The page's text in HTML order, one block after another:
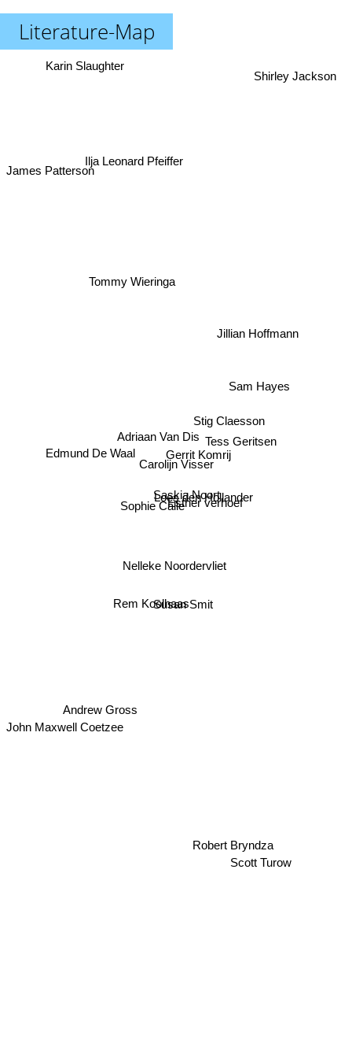
Literature-Map
Carolijn Visser
Saskia Noort
Adriaan Van Dis
Loes den Hollander
Esther verhoef
Sophie Calle
Nelleke Noordervliet
Gerrit Komrij
Susan Smit
Stig Claesson
Tommy Wieringa
Edmund De Waal
Rem Koolhaas
Tess Geritsen
Jillian Hoffmann
Sam Hayes
Ilja Leonard Pfeiffer
Andrew Gross
John Maxwell Coetzee
Robert Bryndza
Scott Turow
Shirley Jackson
Karin Slaughter
James Patterson